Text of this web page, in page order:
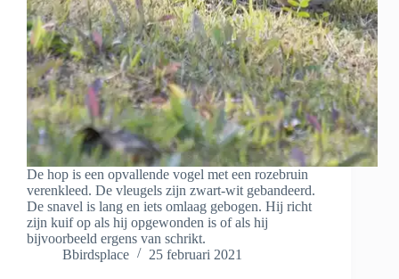
De hop is een opvallende vogel met een rozebruin
verenkleed. De vleugels zijn zwart-wit gebandeerd.
De snavel is lang en iets omlaag gebogen. Hij richt
zijn kuif op als hij opgewonden is of als hij
bijvoorbeeld ergens van schrikt.
Bbirdsplace
25 februari 2021